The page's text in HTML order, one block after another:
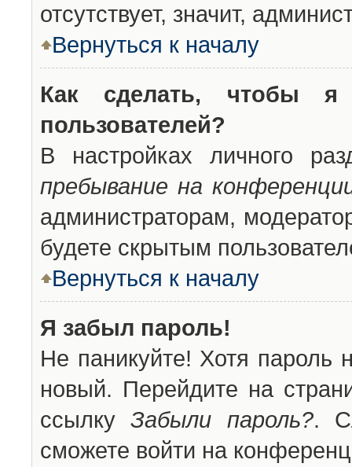
отсутствует, значит,
Вернуться к началу
Как сделать, чтобы
пользователей?
В настройках личного
пребывание на
администраторам,
будете скрытым
Вернуться к началу
Я забыл пароль!
Не паникуйте! Хотя пароль
новый. Перейдите на
ссылкуЗабыли пароль?.
сможете войти на